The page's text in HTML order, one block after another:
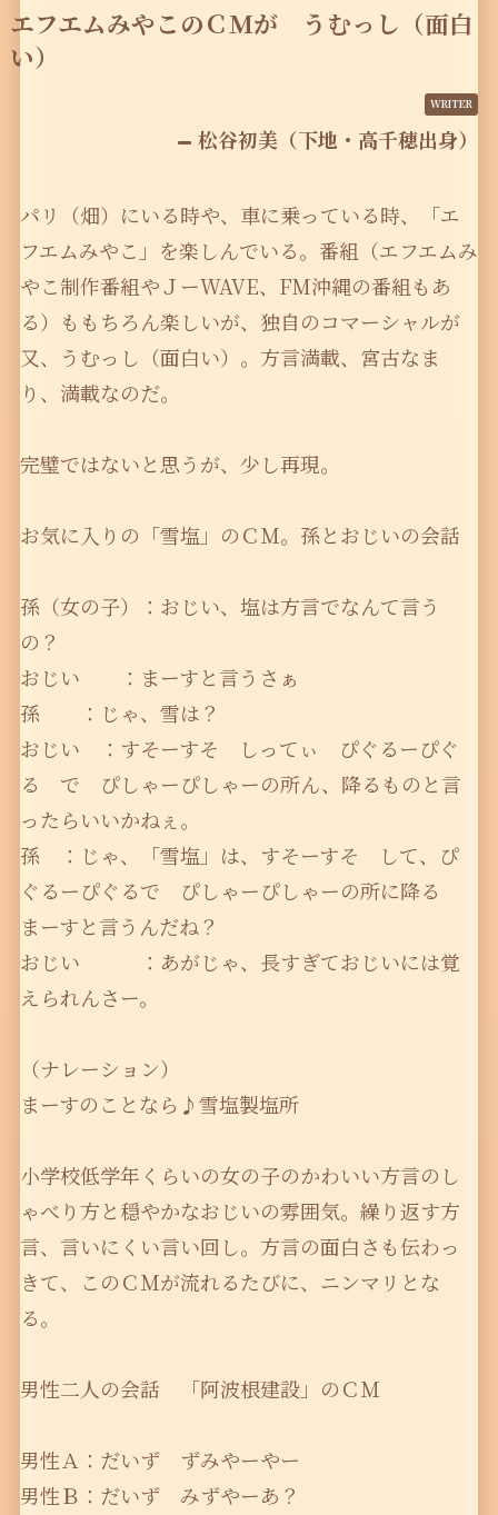
エフエムみやこのＣＭが うむっし（面白
い）
松谷初美（下地・高千穂出身）
パリ（畑）にいる時や、車に乗っている時、「エ
フエムみやこ」を楽しんでいる。番組（エフエムみ
やこ制作番組やＪーWAVE、FM沖縄の番組もあ
る）ももちろん楽しいが、独自のコマーシャルが
又、うむっし（面白い）。方言満載、宮古なま
り、満載なのだ。
完璧ではないと思うが、少し再現。
お気に入りの「雪塩」のＣＭ。孫とおじいの会話
孫（女の子）：おじい、塩は方言でなんて言う
の？
おじい ：まーすと言うさぁ
孫 ：じゃ、雪は？
おじい ：すそーすそ しってぃ ぴぐるーぴぐ
る で ぴしゃーぴしゃーの所ん、降るものと言
ったらいいかねぇ。
孫 ：じゃ、「雪塩」は、すそーすそ して、ぴ
ぐるーぴぐるで ぴしゃーぴしゃーの所に降る
まーすと言うんだね？
おじい ：あがじゃ、長すぎておじいには覚
えられんさー。
（ナレーション）
まーすのことなら♪雪塩製塩所
小学校低学年くらいの女の子のかわいい方言のし
ゃべり方と穏やかなおじいの雰囲気。繰り返す方
言、言いにくい言い回し。方言の面白さも伝わっ
きて、このＣＭが流れるたびに、ニンマリとな
る。
男性二人の会話 「阿波根建設」のＣＭ
男性Ａ：だいず ずみやーやー
男性Ｂ：だいず みずやーあ？